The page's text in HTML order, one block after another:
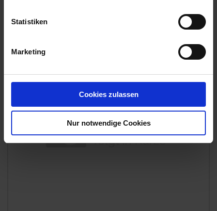
Statistiken
Marketing
Cookies zulassen
Nur notwendige Cookies
Artikel-Nr.: 540181-00-cfg